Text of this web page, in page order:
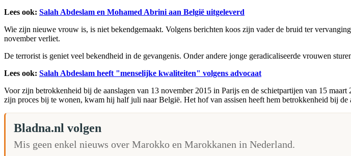
Lees ook: Salah Abdeslam en Mohamed Abrini aan België uitgeleverd
Wie zijn nieuwe vrouw is, is niet bekendgemaakt. Volgens berichten koos zijn vader de bruid ter
november verliet.
De terrorist is geniet veel bekendheid in de gevangenis. Onder andere jonge geradicaliseerde vrouwen
Lees ook: Salah Abdeslam heeft "menselijke kwaliteiten" volgens advocaat
Voor zijn betrokkenheid bij de aanslagen van 13 november 2015 in Parijs en de schietpartijen van 15
zijn proces bij te wonen, kwam hij half juli naar België. Het hof van assisen heeft hem betrokkenheid bij
Bladna.nl volgen
Mis geen enkel nieuws over Marokko en Marokkanen in Nederland.